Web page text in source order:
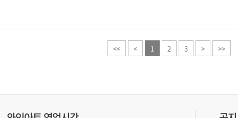
<< < 1 2 3 > >>